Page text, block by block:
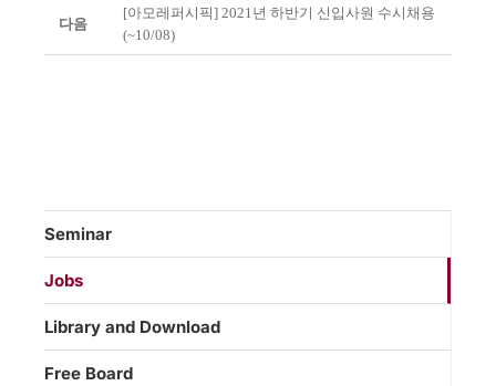
다음
[아모레퍼시픽] 2021년 하반기 신입사원 수시채용
(~10/08)
Seminar
Jobs
Library and Download
Free Board